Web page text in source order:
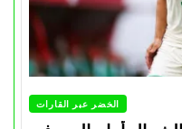
الخضر عبر القارات